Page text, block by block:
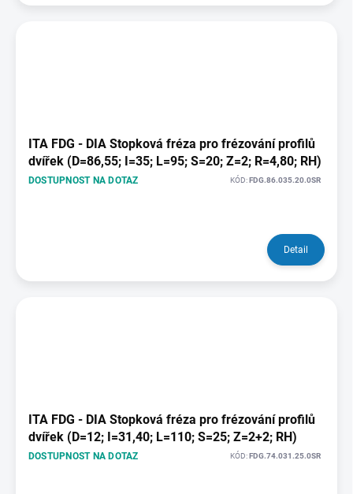
ITA FDG - DIA Stopková fréza pro frézování profilů
dvířek (D=86,55; I=35; L=95; S=20; Z=2; R=4,80; RH)
DOSTUPNOST NA DOTAZ KÓD:FDG.86.035.20.0SR
Detail
ITA FDG - DIA Stopková fréza pro frézování profilů
dvířek (D=12; I=31,40; L=110; S=25; Z=2+2; RH)
DOSTUPNOST NA DOTAZ KÓD:FDG.74.031.25.0SR